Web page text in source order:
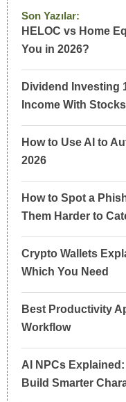
Son Yazılar:
HELOC vs Home
You in 2026?
Dividend Investing
Income With Stocks
How to Use AI to
2026
How to Spot a
Them Harder to
Crypto Wallets
Which You Need
Best Productivity
Workflow
AI NPCs
Build Smarter